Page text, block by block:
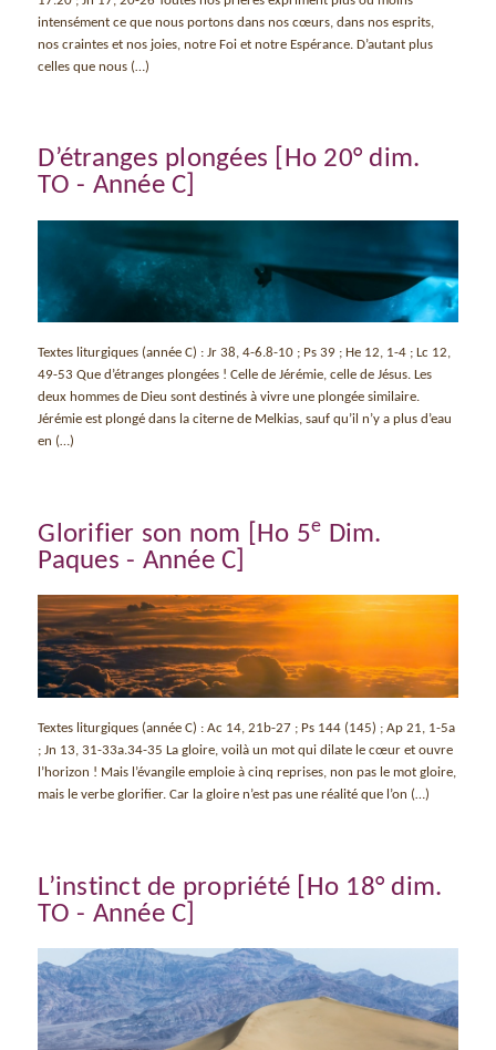
intensément ce que nous portons dans nos cœurs, dans nos esprits,
nos craintes et nos joies, notre Foi et notre Espérance. D’autant plus
celles que nous (…)
D’étranges plongées [Ho 20° dim.
TO - Année C]
Textes liturgiques (année C) : Jr 38, 4-6.8-10 ; Ps 39 ; He 12, 1-4 ; Lc 12,
49-53 Que d’étranges plongées ! Celle de Jérémie, celle de Jésus. Les
deux hommes de Dieu sont destinés à vivre une plongée similaire.
Jérémie est plongé dans la citerne de Melkias, sauf qu’il n’y a plus d’eau
en (…)
Glorifier son nom [Ho 5e Dim.
Paques - Année C]
Textes liturgiques (année C) : Ac 14, 21b-27 ; Ps 144 (145) ; Ap 21, 1-5a
; Jn 13, 31-33a.34-35 La gloire, voilà un mot qui dilate le cœur et ouvre
l’horizon ! Mais l’évangile emploie à cinq reprises, non pas le mot gloire,
mais le verbe glorifier. Car la gloire n’est pas une réalité que l’on (…)
L’instinct de propriété [Ho 18° dim.
TO - Année C]